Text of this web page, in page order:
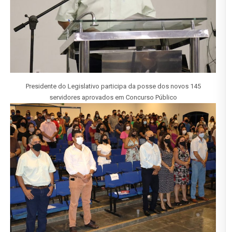
Presidente do Legislativo participa da posse dos novos 145
servidores aprovados em Concurso Público